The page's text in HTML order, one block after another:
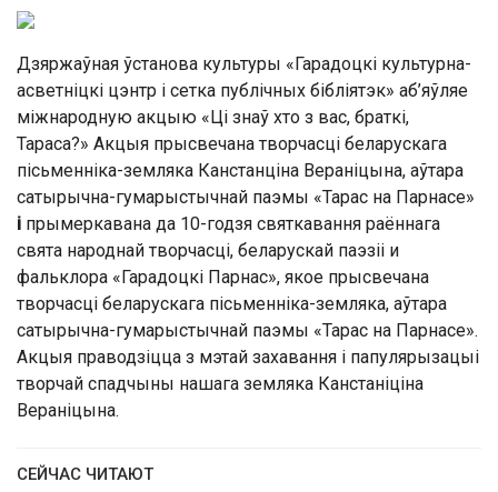
Дзяржаўная ўстанова культуры «Гарадоцкі культурна-
асветніцкі цэнтр і сетка публічных бібліятэк» аб’яўляе
міжнародную акцыю «Ці знаў хто з вас, браткі,
Тараса?» Акцыя прысвечана творчасці беларускага
пісьменніка-земляка Канстанціна Вераніцына, аўтара
сатырычна-гумарыстычнай паэмы «Тарас на Парнасе»
і прымеркавана да 10-годзя святкавання раённага
свята народнай творчасці, беларускай паэзіі и
фальклора «Гарадоцкі Парнас», якое прысвечана
творчасці беларускага пісьменніка-земляка, аўтара
сатырычна-гумарыстычнай паэмы «Тарас на Парнасе».
Акцыя праводзіцца з мэтай захавання і папулярызацыі
творчай спадчыны нашага земляка Канстаніціна
Вераніцына.
СЕЙЧАС ЧИТАЮТ